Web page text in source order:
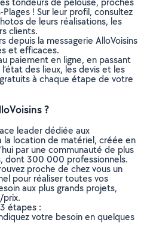
! Sur leur profil, consultez
de leurs réalisations, les
clients.
depuis la messagerie AlloVoisins
et efficaces.
paiement en ligne, en passant
des lieux, les devis et les
à chaque étape de votre
?
leader dédiée aux
location de matériel, créée en
par une communauté de plus
dont 300 000 professionnels.
proche de chez vous un
pour réaliser toutes vos
aux plus grands projets,
prix.
étapes :
votre besoin en quelques